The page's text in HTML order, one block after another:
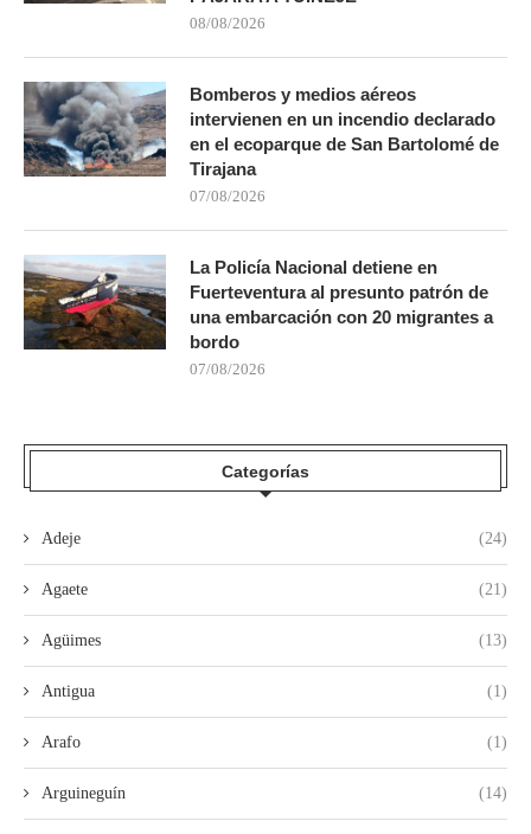
08/08/2026
Bomberos y medios aéreos
intervienen en un incendio declarado
en el ecoparque de San Bartolomé de
Tirajana
07/08/2026
La Policía Nacional detiene en
Fuerteventura al presunto patrón de
una embarcación con 20 migrantes a
bordo
07/08/2026
Categorías
Adeje (24)
Agaete (21)
Agüimes (13)
Antigua (1)
Arafo (1)
Arguineguín (14)